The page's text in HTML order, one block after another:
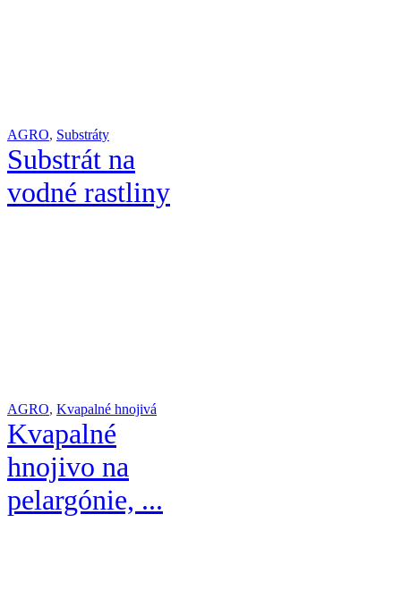
AGRO, Substráty
Substrát na
vodné rastliny
AGRO, Kvapalné hnojivá
Kvapalné
hnojivo na
pelargónie, ...